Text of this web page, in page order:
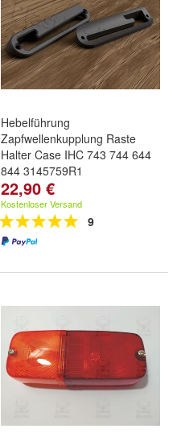
Hebelführung
Zapfwellenkupplung Raste
Halter Case IHC 743 744 644
844 3145759R1
22,90 €
Kostenloser Versand
9